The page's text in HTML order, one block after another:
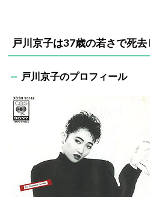
戸川京子は37歳の若さで死
戸川京子のプロフィール